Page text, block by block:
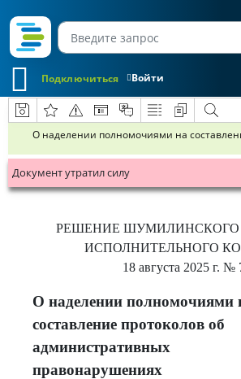
Войти
Подключиться
О наделении полномочиями на
Документ утратил силу
РЕШЕНИЕ ШУМИЛИНСКОГО
ИСПОЛНИТЕЛЬНОГО
18 августа 2025 г. №
О наделении полномочиями
составление протоколов об
административных
правонарушениях